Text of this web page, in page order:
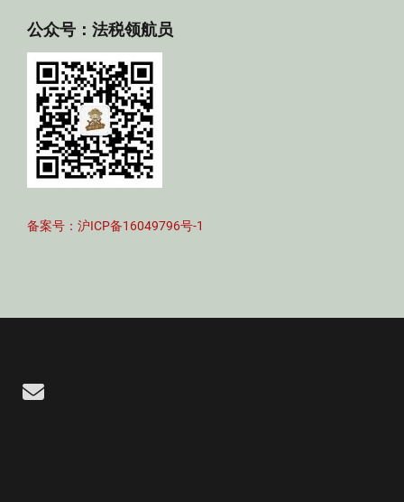
公众号：法税领航员
备案号：沪ICP备16049796号-1
Email